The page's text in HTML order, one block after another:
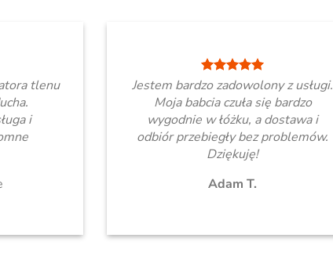
tlenu
i
Jestem bardzo zadowolony z usługi.
Moja babcia czuła się bardzo
wygodnie w łóżku, a dostawa i
odbiór przebiegły bez problemów.
Dziękuję!
Adam T.